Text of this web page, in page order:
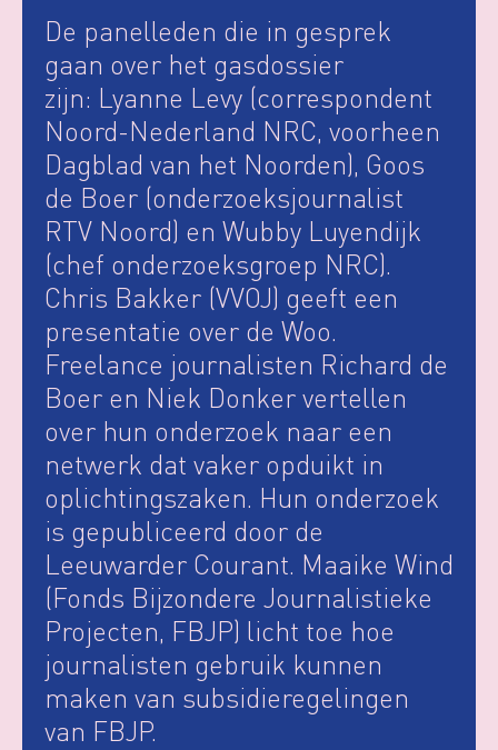
De panelleden die in gesprek
gaan over het gasdossier
zijn: Lyanne Levy (correspondent
Noord-Nederland NRC, voorheen
Dagblad van het Noorden), Goos
de Boer (onderzoeksjournalist
RTV Noord) en Wubby Luyendijk
(chef onderzoeksgroep NRC).
Chris Bakker (VVOJ) geeft een
presentatie over de Woo.
Freelance journalisten Richard de
Boer en Niek Donker vertellen
over hun onderzoek naar een
netwerk dat vaker opduikt in
oplichtingszaken. Hun onderzoek
is gepubliceerd door de
Leeuwarder Courant. Maaike Wind
(Fonds Bijzondere Journalistieke
Projecten, FBJP) licht toe hoe
journalisten gebruik kunnen
maken van subsidieregelingen
van FBJP.